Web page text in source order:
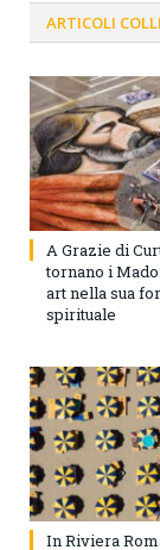
ARTICOLI
A Grazie di
tornano i
art nella sua
spirituale
In Riviera